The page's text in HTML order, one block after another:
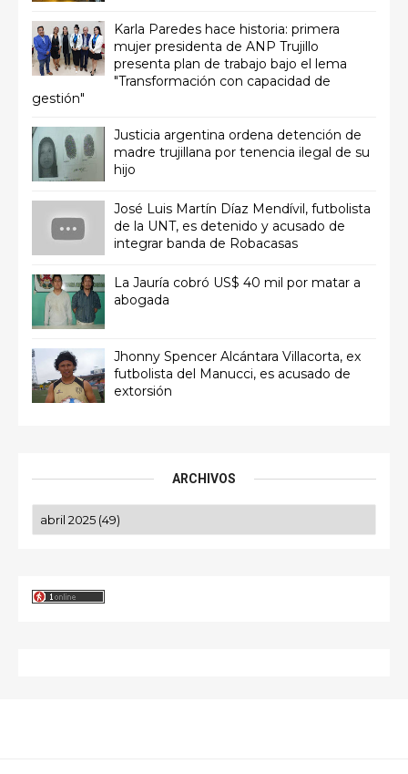
Karla Paredes hace historia: primera
mujer presidenta de ANP Trujillo
presenta plan de trabajo bajo el lema
"Transformación con capacidad de
gestión"
Justicia argentina ordena detención de
madre trujillana por tenencia ilegal de su
hijo
José Luis Martín Díaz Mendívil, futbolista
de la UNT, es detenido y acusado de
integrar banda de Robacasas
La Jauría cobró US$ 40 mil por matar a
abogada
Jhonny Spencer Alcántara Villacorta, ex
futbolista del Manucci, es acusado de
extorsión
ARCHIVOS